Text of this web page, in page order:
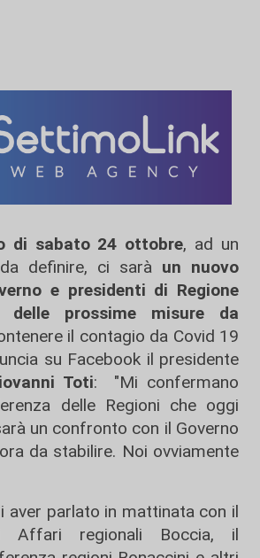
di sabato 24 ottobre, ad un
definire, ci sarà un nuovo
e presidenti di Regione
delle prossime misure da
il contagio da Covid 19
su Facebook il presidente
Toti: "Mi confermano
delle Regioni che oggi
un confronto con il Governo
da stabilire. Noi ovviamente
aver parlato in mattinata con il
Affari regionali Boccia, il